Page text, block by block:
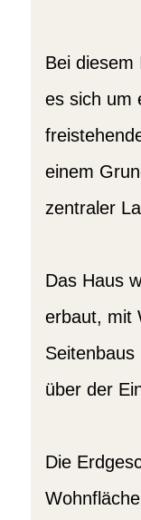
Bei diesem
es sich um
einem
zentraler
Das Haus
erbaut, mit
Seitenbaus
über der
Die